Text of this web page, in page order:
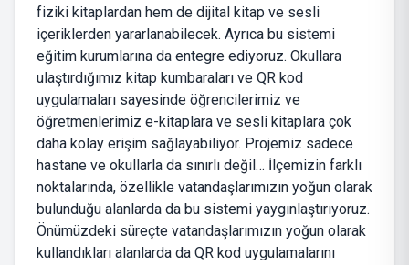
fiziki kitaplardan hem de dijital kitap ve sesli
içeriklerden yararlanabilecek. Ayrıca bu sistemi
eğitim kurumlarına da entegre ediyoruz. Okullara
ulaştırdığımız kitap kumbaraları ve QR kod
uygulamaları sayesinde öğrencilerimiz ve
öğretmenlerimiz e-kitaplara ve sesli kitaplara çok
daha kolay erişim sağlayabiliyor. Projemiz sadece
hastane ve okullarla da sınırlı değil… İlçemizin farklı
noktalarında, özellikle vatandaşlarımızın yoğun olarak
bulunduğu alanlarda da bu sistemi yaygınlaştırıyoruz.
Önümüzdeki süreçte vatandaşlarımızın yoğun olarak
kullandıkları alanlarda da QR kod uygulamalarını